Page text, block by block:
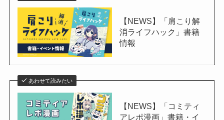
【NEWS】「肩こり解
消ライフハック」書籍
情報
あわせて読みたい
【NEWS】「コミティ
アレポ漫画」書籍・イ